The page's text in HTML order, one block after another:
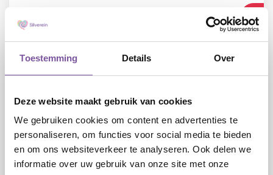
Toestemming Details Over
Deze website maakt gebruik van cookies
We gebruiken cookies om content en advertenties te
personaliseren, om functies voor social media te bieden
en om ons websiteverkeer te analyseren. Ook delen we
informatie over uw gebruik van onze site met onze
10-07-2026